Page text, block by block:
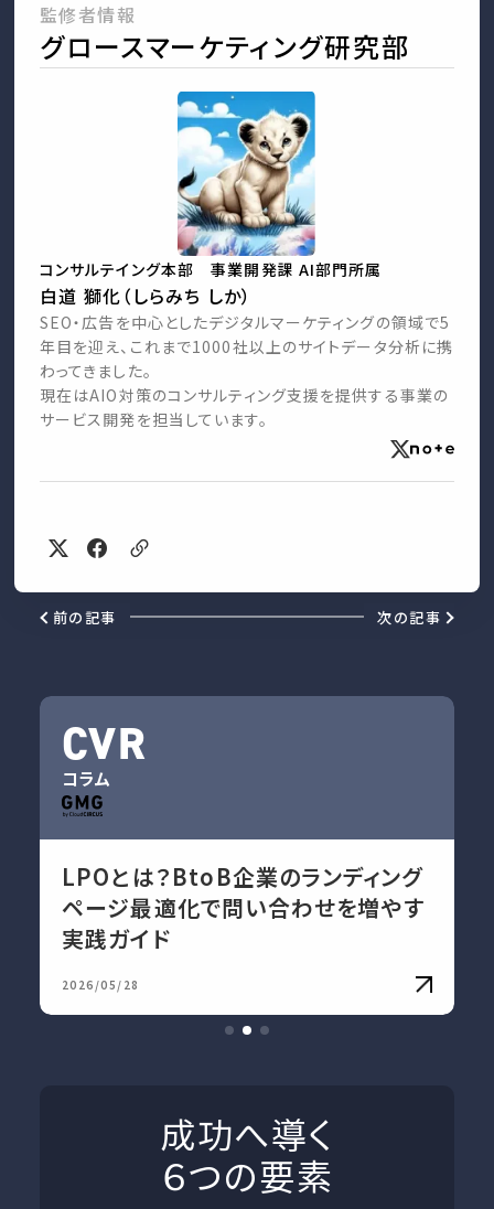
監修者情報
グロースマーケティング研究部
コンサルテイング本部 事業開発課 AI部門所属
白道 獅化（しらみち しか）
SEO・広告を中心としたデジタルマーケティングの領域で5
年目を迎え、これまで1000社以上のサイトデータ分析に携
わってきました。
現在はAIO対策のコンサルティング支援を提供する事業の
サービス開発を担当しています。
前の記事 次の記事
CVR
コラム
LPOとは？BtoB企業のランディング
ページ最適化で問い合わせを増やす
実践ガイド
2026/05/28
成功へ導く
６つの要素